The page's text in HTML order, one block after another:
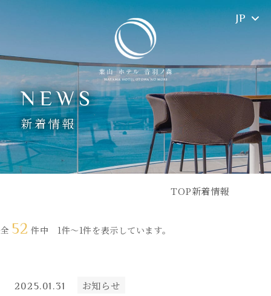
JP
NEWS
新着情報
TOP新着情報
全 52 件中 1件～1件を表示しています。
2025.01.31 お知らせ
TOP
コンセプト
客室
レストラン
施設案内
SPA
愛犬と過ごす
アクセス
新着情報
フォトギャラリー
WEBマガジン